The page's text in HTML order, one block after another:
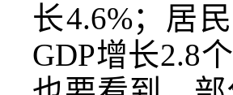
长4.6%；居
GDP增长2.8